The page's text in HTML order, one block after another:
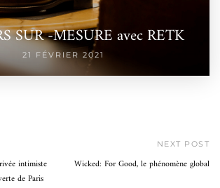
SUR -MESURE avec RETK
21 FÉVRIER 2021
intimiste
de Paris
NEXT POST
Wicked: For Good, le phénomène global